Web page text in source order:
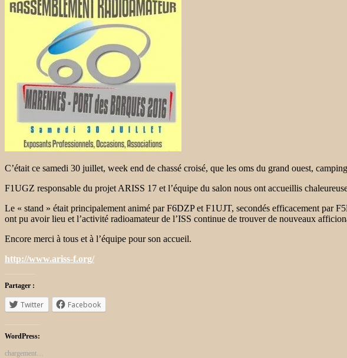
C’était ce samedi 30 juillet, week end de chassé croisé, que les oms du grand ouest,
F1UGZ responsable du projet ARISS 17 et l’équipe du salon nous ont accueillis
Le « stand » était principalement animé par F6DZP et F1UJT, secondés efficacement par
ont pu avoir lieu et l’activité radioamateur de l’ISS continue de trouver de nouveaux
Encore merci à tous et à l’équipe pour son accueil.
http://www.ariss-f.org/
Partager :
Twitter Facebook
WordPress:
chargement…